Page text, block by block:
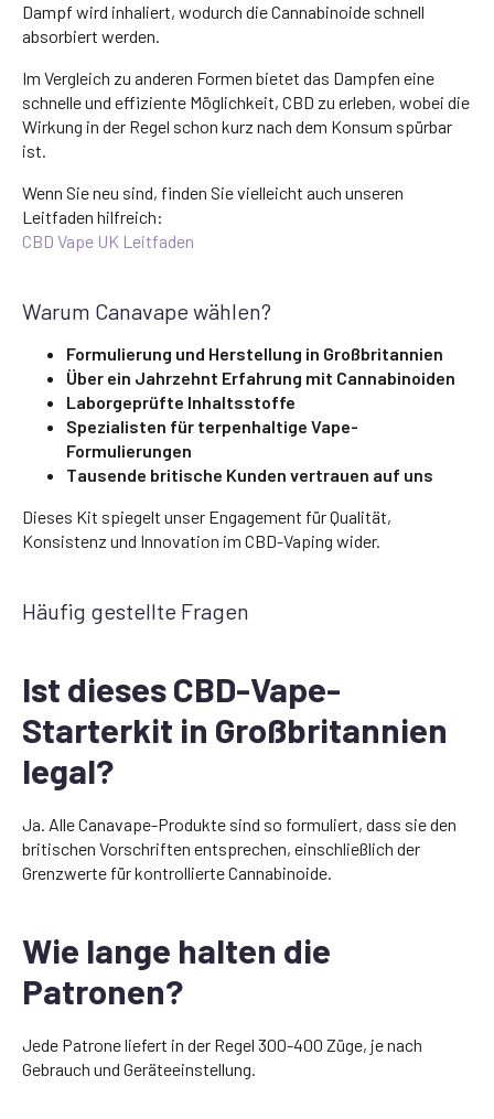
Dampf wird inhaliert, wodurch die Cannabinoide schnell
absorbiert werden.
Im Vergleich zu anderen Formen bietet das Dampfen eine
schnelle und effiziente Möglichkeit, CBD zu erleben, wobei die
Wirkung in der Regel schon kurz nach dem Konsum spürbar
ist.
Wenn Sie neu sind, finden Sie vielleicht auch unseren
Leitfaden hilfreich:
CBD Vape UK Leitfaden
Warum Canavape wählen?
Formulierung und Herstellung in Großbritannien
Über ein Jahrzehnt Erfahrung mit Cannabinoiden
Laborgeprüfte Inhaltsstoffe
Spezialisten für terpenhaltige Vape-
Formulierungen
Tausende britische Kunden vertrauen auf uns
Dieses Kit spiegelt unser Engagement für Qualität,
Konsistenz und Innovation im CBD-Vaping wider.
Häufig gestellte Fragen
Ist dieses CBD-Vape-
Starterkit in Großbritannien
legal?
Ja. Alle Canavape-Produkte sind so formuliert, dass sie den
britischen Vorschriften entsprechen, einschließlich der
Grenzwerte für kontrollierte Cannabinoide.
Wie lange halten die
Patronen?
Jede Patrone liefert in der Regel 300-400 Züge, je nach
Gebrauch und Geräteeinstellung.